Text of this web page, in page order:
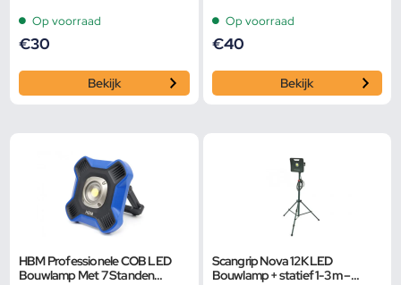
Op voorraad
€30
Bekijk
Op voorraad
€40
Bekijk
HBM Professionele COB LED
Bouwlamp Met 7 Standen
Scangrip Nova 12K LED
Bouwlamp + statief 1-3 m –